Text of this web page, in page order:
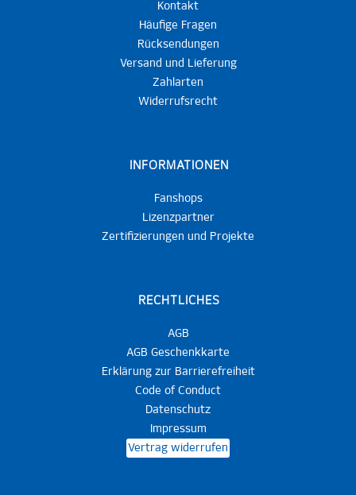
Kontakt
Häufige Fragen
Rücksendungen
Versand und Lieferung
Zahlarten
Widerrufsrecht
INFORMATIONEN
Fanshops
Lizenzpartner
Zertifizierungen und Projekte
RECHTLICHES
AGB
AGB Geschenkkarte
Erklärung zur Barrierefreiheit
Code of Conduct
Datenschutz
Impressum
Vertrag widerrufen